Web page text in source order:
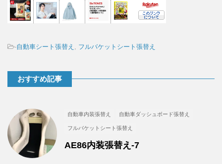
-自動車シート張替え , フルバケットシート張替え
おすすめ記事
自動車内装張替え 自動車ダッシュボード張替え
フルバケットシート張替え
AE86内装張替え-7